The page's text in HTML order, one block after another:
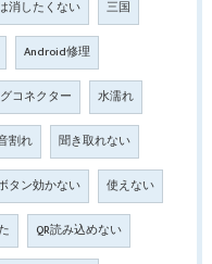
消したくない 三国
Android修理
コネクター 水濡れ
割れ 聞き取れない
タン効かない 使えない
QR読み込めない